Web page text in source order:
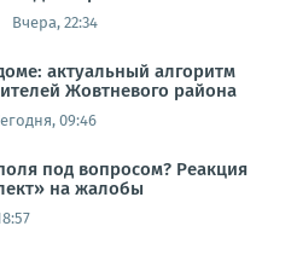
Вчера, 22:34
актуальный алгоритм
Жовтневого района
09:46
под вопросом? Реакция
на жалобы